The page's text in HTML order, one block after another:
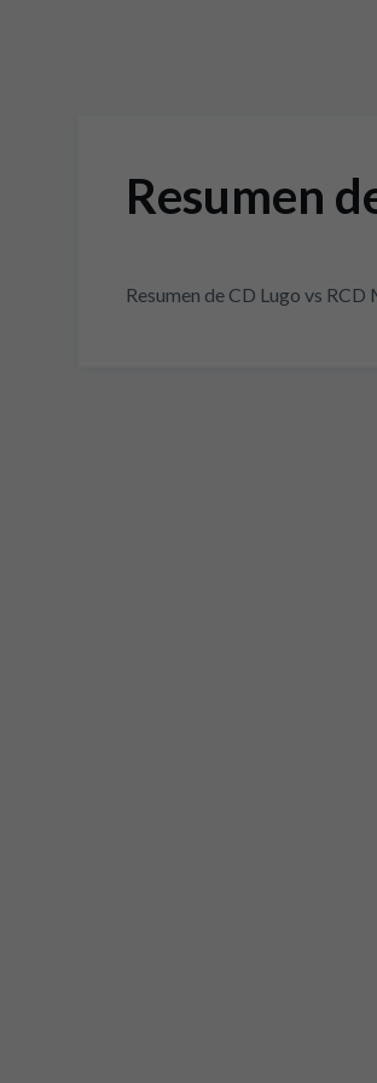
Resumen
Resumen de CD Lugo vs